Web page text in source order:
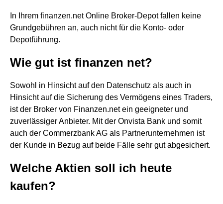
In Ihrem finanzen.net Online Broker-Depot fallen keine
Grundgebühren an, auch nicht für die Konto- oder
Depotführung.
Wie gut ist finanzen net?
Sowohl in Hinsicht auf den Datenschutz als auch in
Hinsicht auf die Sicherung des Vermögens eines Traders,
ist der Broker von Finanzen.net ein geeigneter und
zuverlässiger Anbieter. Mit der Onvista Bank und somit
auch der Commerzbank AG als Partnerunternehmen ist
der Kunde in Bezug auf beide Fälle sehr gut abgesichert.
Welche Aktien soll ich heute
kaufen?